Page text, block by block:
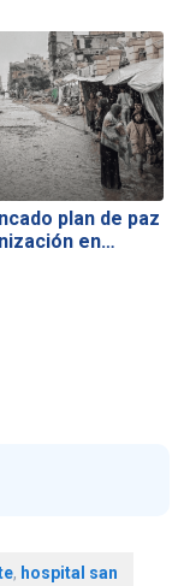
plan de paz
en…
, hospital san